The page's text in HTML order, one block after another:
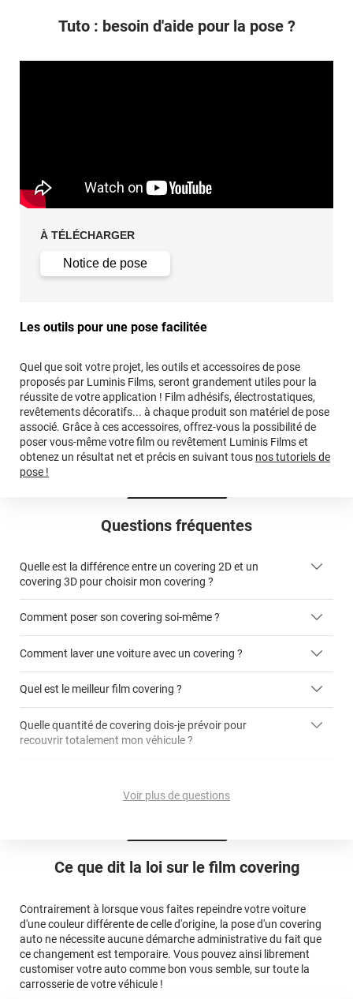
Ce que dit la loi sur le film covering
Contrairement à lorsque vous faites repeindre votre voiture
d'une couleur différente de celle d'origine, la pose d'un covering
auto ne nécessite aucune démarche administrative du fait que
ce changement est temporaire. Vous pouvez ainsi librement
customiser votre auto comme bon vous semble, sur toute la
carrosserie de votre véhicule !
Questions fréquentes
Quelle est la différence entre un covering 2D et un
covering 3D pour choisir mon covering ?
covering 2D
covering 3D
Comment poser son covering soi-même ?
Comment laver une voiture avec un covering ?
Quel est le meilleur film covering ?
covering 2D
Quelle quantité de covering dois-je prévoir pour
recouvrir totalement mon véhicule ?
avant jusqu'au bas du parechoc arrière, en passant par le
Multipliez ce résultat par 3.
conseillers
commerciaux
pose
Le covering protège la peinture d'origine, pour la garder en
Le covering peut s'enlever à tout moment
Le covering revient moins cher
covering 3D
Voir plus de questions
Tuto : besoin d'aide pour la pose ?
À TÉLÉCHARGER
Notice de pose
Les outils pour une pose facilitée
Quel que soit votre projet, les outils et accessoires de pose
proposés par Luminis Films, seront grandement utiles pour la
réussite de votre application ! Film adhésifs, électrostatiques,
revêtements décoratifs... à chaque produit son matériel de pose
associé. Grâce à ces accessoires, offrez-vous la possibilité de
poser vous-même votre film ou revêtement Luminis Films et
obtenez un résultat net et précis en suivant tous nos tutoriels de
pose !